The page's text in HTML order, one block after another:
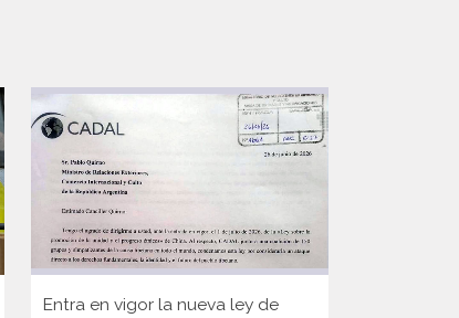
Entra en vigor la nueva ley de